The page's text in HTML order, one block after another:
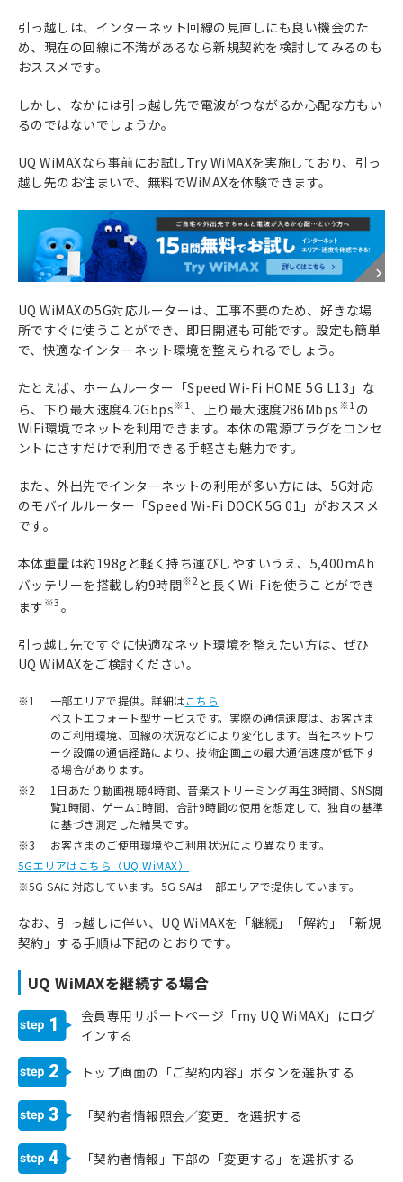
引っ越しは、インターネット回線の見直しにも良い機会のた
め、現在の回線に不満があるなら新規契約を検討してみるのも
おススメです。
しかし、なかには引っ越し先で電波がつながるか心配な方もい
るのではないでしょうか。
UQ WiMAXなら事前にお試しTry WiMAXを実施しており、引っ
越し先のお住まいで、無料でWiMAXを体験できます。
UQ WiMAXの5G対応ルーターは、工事不要のため、好きな場
所ですぐに使うことができ、即日開通も可能です。設定も簡単
で、快適なインターネット環境を整えられるでしょう。
たとえば、ホームルーター「Speed Wi-Fi HOME 5G L13」な
ら、下り最大速度4.2Gbps※1 、上り最大速度286Mbps※1 の
WiFi環境でネットを利用できます。本体の電源プラグをコンセ
ントにさすだけで利用できる手軽さも魅力です。
また、外出先でインターネットの利用が多い方には、5G対応
のモバイルルーター「Speed Wi-Fi DOCK 5G 01」がおススメ
です。
本体重量は約198gと軽く持ち運びしやすいうえ、5,400mAh
バッテリーを搭載し約9時間※2と長くWi-Fiを使うことができ
ます※3。
引っ越し先ですぐに快適なネット環境を整えたい方は、ぜひ
UQ WiMAXをご検討ください。
※1 一部エリアで提供。詳細はこちら
ベストエフォート型サービスです。実際の通信速度は、お客さま
のご利用環境、回線の状況などにより変化します。当社ネットワ
ーク設備の通信経路により、技術企画上の最大通信速度が低下す
る場合があります。
※2
1日あたり動画視聴4時間、音楽ストリーミング再生3時間、SNS閲
覧1時間、ゲーム1時間、合計9時間の使用を想定して、独自の基準
に基づき測定した結果です。
※3
お客さまのご使用環境やご利用状況により異なります。
5Gエリアはこちら（UQ WiMAX）
※5G SAに対応しています。5G SAは一部エリアで提供しています。
なお、引っ越しに伴い、UQ WiMAXを「継続」「解約」「新規
契約」する手順は下記のとおりです。
UQ WiMAXを継続する場合
1
会員専用サポートページ「my UQ WiMAX」にログ
インする
2 トップ画面の「ご契約内容」ボタンを選択する
3 「契約者情報照会／変更」を選択する
4 「契約者情報」下部の「変更する」を選択する